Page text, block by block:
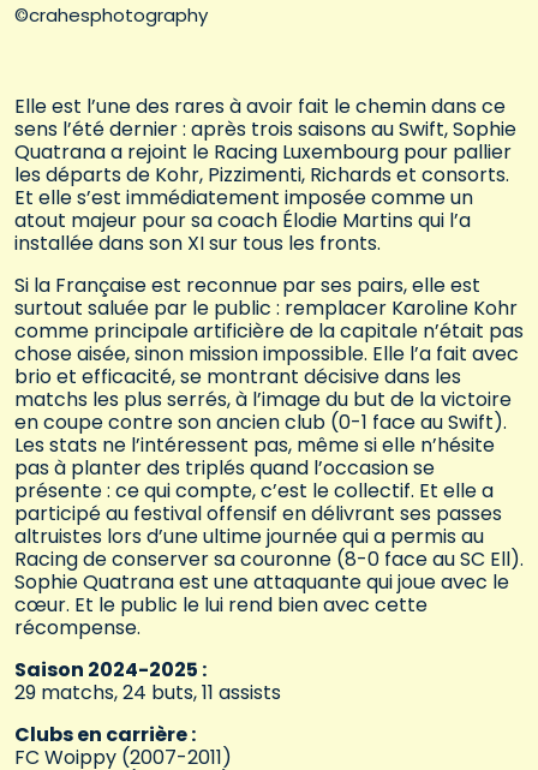
©crahesphotography
Elle est l’une des rares à avoir fait le chemin dans ce
sens l’été dernier : après trois saisons au Swift, Sophie
Quatrana a rejoint le Racing Luxembourg pour pallier
les départs de Kohr, Pizzimenti, Richards et consorts.
Et elle s’est immédiatement imposée comme un
atout majeur pour sa coach Élodie Martins qui l’a
installée dans son XI sur tous les fronts.
Si la Française est reconnue par ses pairs, elle est
surtout saluée par le public : remplacer Karoline Kohr
comme principale artificière de la capitale n’était pas
chose aisée, sinon mission impossible. Elle l’a fait avec
brio et efficacité, se montrant décisive dans les
matchs les plus serrés, à l’image du but de la victoire
en coupe contre son ancien club (0-1 face au Swift).
Les stats ne l’intéressent pas, même si elle n’hésite
pas à planter des triplés quand l’occasion se
présente : ce qui compte, c’est le collectif. Et elle a
participé au festival offensif en délivrant ses passes
altruistes lors d’une ultime journée qui a permis au
Racing de conserver sa couronne (8-0 face au SC Ell).
Sophie Quatrana est une attaquante qui joue avec le
cœur. Et le public le lui rend bien avec cette
récompense.
Saison 2024-2025 :
29 matchs, 24 buts, 11 assists
Clubs en carrière :
FC Woippy (2007-2011)